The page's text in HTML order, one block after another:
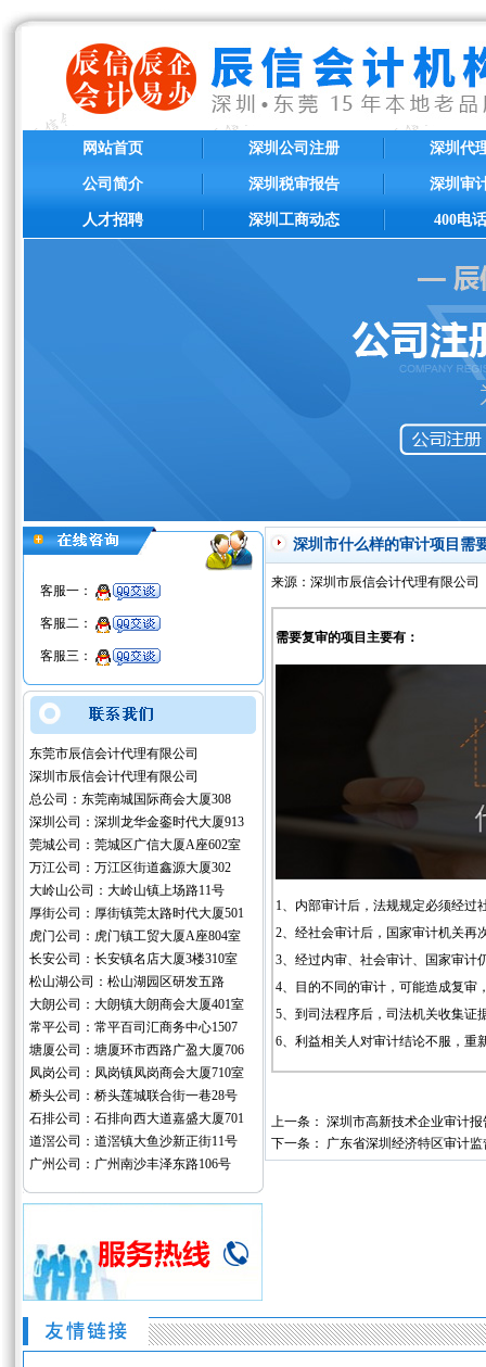
网站首页
公司简介
人才招聘
深圳公司注册
深圳税审报告
深圳工商动态
深圳代
深圳审
400电
客服一：
客服二：
客服三：
东莞市辰信会计代理有限公司
深圳市辰信会计代理有限公司
总公司：东莞南城国际商会大厦308
深圳公司：深圳龙华金銮时代大厦913
莞城公司：莞城区广信大厦A座602室
万江公司：万江区街道鑫源大厦302
大岭山公司：大岭山镇上场路11号
厚街公司：厚街镇莞太路时代大厦501
虎门公司：虎门镇工贸大厦A座804室
长安公司：长安镇名店大厦3楼310室
松山湖公司：松山湖园区研发五路
大朗公司：大朗镇大朗商会大厦401室
常平公司：常平百司汇商务中心1507
塘厦公司：塘厦环市西路广盈大厦706
凤岗公司：凤岗镇凤岗商会大厦710室
桥头公司：桥头莲城联合街一巷28号
石排公司：石排向西大道嘉盛大厦701
道滘公司：道滘镇大鱼沙新正街11号
广州公司：广州南沙丰泽东路106号
深圳市什么样的审计项目需
来源：深圳市辰信会计代理有限公
需要复审的项目主要有：
1、内部审计后，法规规定必须经过
2、经社会审计后，国家审计机关再
3、经过内审、社会审计、国家审计
4、目的不同的审计，可能造成复审
5、到司法程序后，司法机关收集证
6、利益相关人对审计结论不服，重
上一条： 深圳市高新技术企业审计
下一条：
广东省深圳经济特区审计监